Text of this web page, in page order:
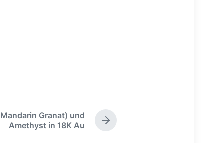
N
ä
Granat) und
Amethyst in 18K Au